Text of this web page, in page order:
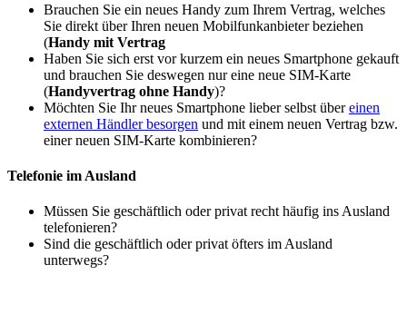
Brauchen Sie ein neues Handy zum Ihrem Vertrag, welches
Sie direkt über Ihren neuen Mobilfunkanbieter beziehen
(Handy mit Vertrag
Haben Sie sich erst vor kurzem ein neues Smartphone gekauft
und brauchen Sie deswegen nur eine neue SIM-Karte
(Handyvertrag ohne Handy)?
Möchten Sie Ihr neues Smartphone lieber selbst übereinen
externen Händler besorgen und mit einem neuen Vertrag bzw.
einer neuen SIM-Karte kombinieren?
Telefonie im Ausland
Müssen Sie geschäftlich oder privat recht häufig ins Ausland
telefonieren?
Sind die geschäftlich oder privat öfters im Ausland
unterwegs?